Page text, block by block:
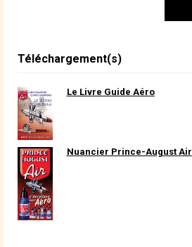
Téléchargement(s)
Le Livre Guide Aéro
Nuancier Prince-August Air